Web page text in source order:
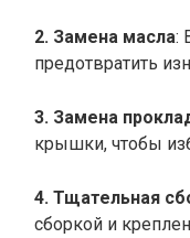
2. Замена масла:
предотвратить
3. Замена
крышки, чтобы
4. Тщательная
сборкой и